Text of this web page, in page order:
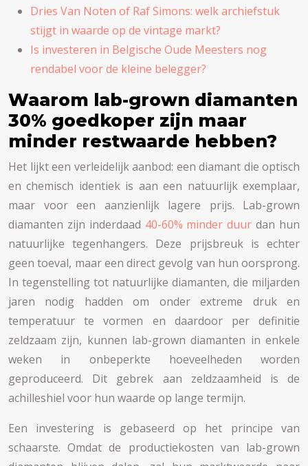
Dries Van Noten of Raf Simons: welk archiefstuk
stijgt in waarde op de vintage markt?
Is investeren in Belgische Oude Meesters nog
rendabel voor de kleine belegger?
Waarom lab-grown diamanten
30% goedkoper zijn maar
minder restwaarde hebben?
Het lijkt een verleidelijk aanbod: een diamant die optisch
en chemisch identiek is aan een natuurlijk exemplaar,
maar voor een aanzienlijk lagere prijs. Lab-grown
diamanten zijn inderdaad 40-60% minder duur dan hun
natuurlijke tegenhangers. Deze prijsbreuk is echter
geen toeval, maar een direct gevolg van hun oorsprong.
In tegenstelling tot natuurlijke diamanten, die miljarden
jaren nodig hadden om onder extreme druk en
temperatuur te vormen en daardoor per definitie
zeldzaam zijn, kunnen lab-grown diamanten in enkele
weken in onbeperkte hoeveelheden worden
geproduceerd. Dit gebrek aan zeldzaamheid is de
achilleshiel voor hun waarde op lange termijn.
Een investering is gebaseerd op het principe van
schaarste. Omdat de productiekosten van lab-grown